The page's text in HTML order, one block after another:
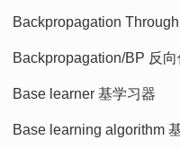
Backpropagation
Backpropagation/BP 反向
Base learner 基学习器
Base learning algorithm